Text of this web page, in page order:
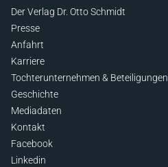
Der Verlag Dr. Otto Schmidt
Presse
Anfahrt
Karriere
Tochterunternehmen & Beteiligungen
Geschichte
Mediadaten
Kontakt
Facebook
Linkedin